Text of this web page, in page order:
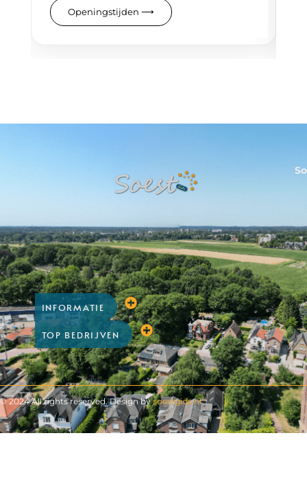
Openingstijden ⟶
INFORMATIE
TOP BEDRIJVEN
© 2024 All rights reserved. Design bysoestgids.nl